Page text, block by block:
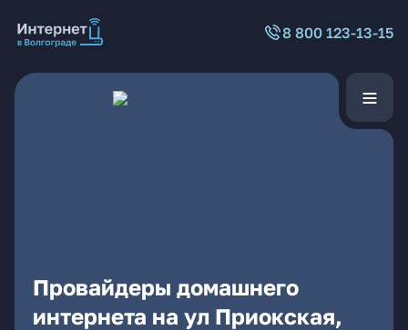
8 800 123-13-15
Провайдеры домашнего
интернета на ул Приокская,